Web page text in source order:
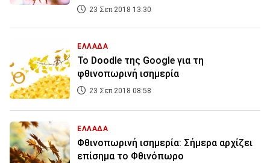
23 Σεπ 2018 13:30
ΕΛΛΑΔΑ
Το Doodle της Google για τη
φθινοπωρινή ισημερία
23 Σεπ 2018 08:58
ΕΛΛΑΔΑ
Φθινοπωρινή ισημερία: Σήμερα αρχίζει
επίσημα το Φθινόπωρο